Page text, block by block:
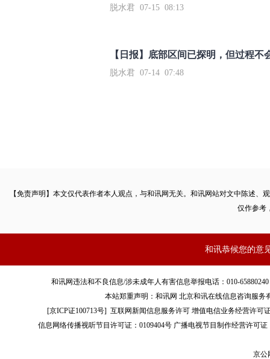
脱水君 07-15 08:13
【日报】底部区间已探明，但过程不
脱水君 07-14 07:48
【免责声明】本文仅代表作者本人观点，与和讯网无关。和讯网站对文中陈述
仅作参考
和讯恭候您的意
和讯网违法和不良信息/涉未成年人有害信息举报电话：010-
本站郑重声明：和讯网 北京和讯在线信息咨询服
[京ICP证100713号]互联网新闻信息服务许可 增值电信业务经营许可
信息网络传播视听节目许可证：0109404号 广播电视节目制作经营许可证
京公